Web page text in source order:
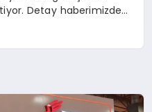
Detay haberimizde…